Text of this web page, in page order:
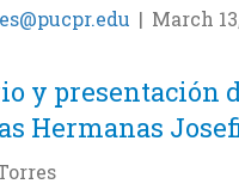
| March
y presentación
Hermanas